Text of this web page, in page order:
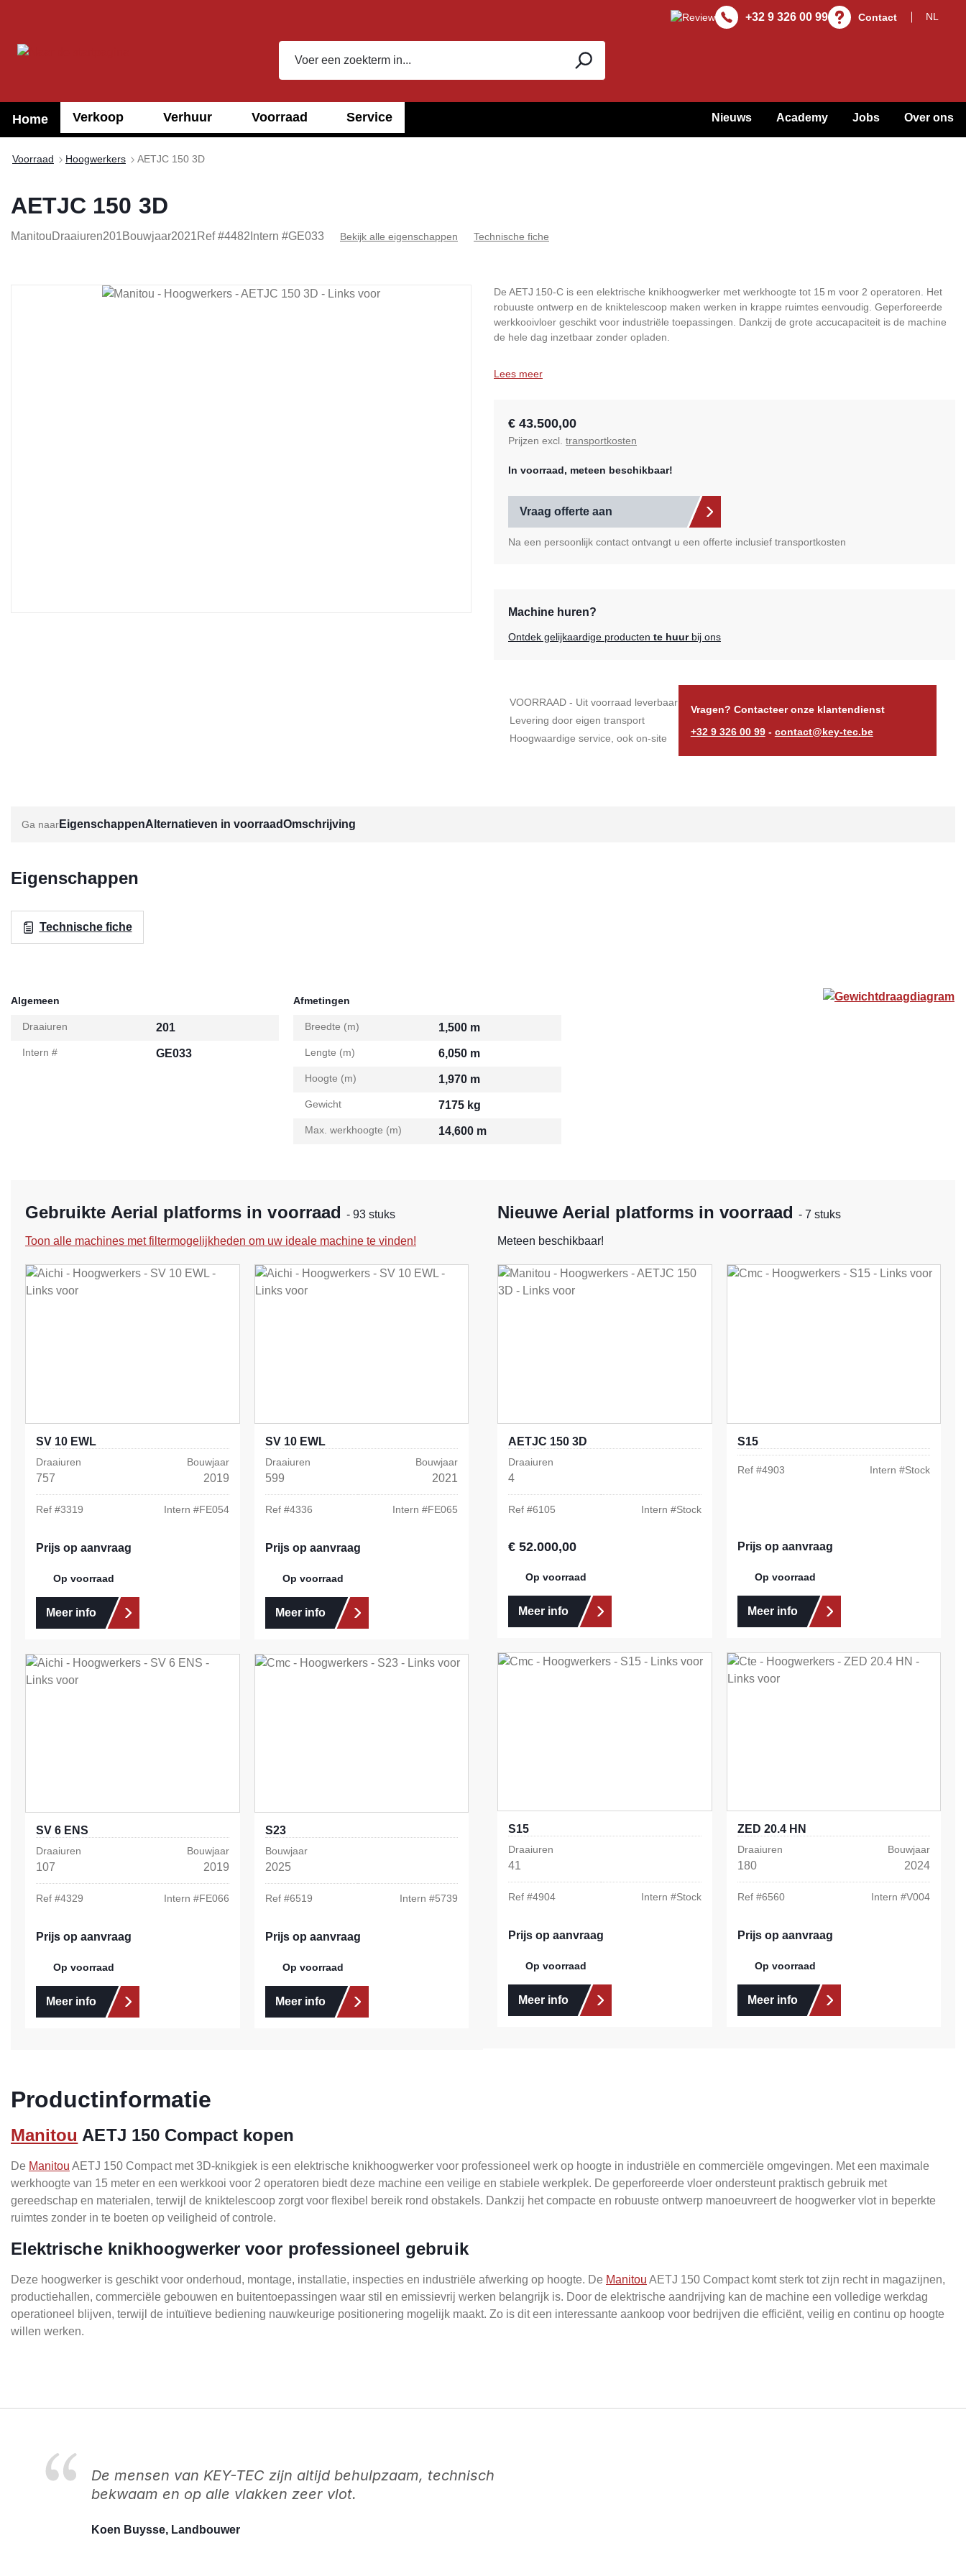
+32 9 326 00 99 Contact
Home Verkoop Verhuur Voorraad Service Nieuws Academy Jobs Over ons
Voorraad Hoogwerkers AETJC 150 3D
AETJC 150 3D
ManitouDraaiuren201Bouwjaar2021Ref #4482 Intern #GE033 Bekijk alle eigenschappen Technische fiche
Afbeeldingengalerij overslaan
De AETJ 150‑C is een elektrische knikhoogwerker met werkhoogte tot 15 m voor 2 operatoren. Het
robuuste ontwerp en de kniktelescoop maken werken in krappe ruimtes eenvoudig. Geperforeerde
werkkooivloer geschikt voor industriële toepassingen. Dankzij de grote accucapaciteit is de machine
de hele dag inzetbaar zonder opladen.
Lees meer
€ 43.500,00
Prijzen excl. transportkosten
In voorraad, meteen beschikbaar!
Vraag offerte aan
Na een persoonlijk contact ontvangt u een offerte inclusief transportkosten
Machine huren?
Ontdek gelijkaardige producten te huurbij ons
VOORRAAD - Uit voorraad leverbaar
Levering door eigen transport
Hoogwaardige service, ook on-site
Vragen? Contacteer onze klantendienst
+32 9 326 00 99- contact@key-tec.be
EigenschappenAlternatieven in voorraadOmschrijving
Eigenschappen
Technische fiche
Algemeen
Draaiuren 201
Intern # GE033
Afmetingen
Breedte (m) 1,500 m
Lengte (m) 6,050 m
Hoogte (m) 1,970 m
Gewicht 7175 kg
Max. werkhoogte (m) 14,600 m
Gewichtdraagdiagram
Gebruikte Aerial platforms in voorraad - 93 stuks
Toon alle machines met filtermogelijkheden om uw ideale machine te vinden!
SV 10 EWL
Draaiuren
757
Bouwjaar
2019
Ref #3319 Intern #FE054
Prijs op aanvraag
Op voorraad
Meer info
SV 10 EWL
Draaiuren
599
Bouwjaar
2021
Ref #4336 Intern #FE065
Prijs op aanvraag
Op voorraad
Meer info
SV 6 ENS
Draaiuren
107
Bouwjaar
2019
Ref #4329 Intern #FE066
Prijs op aanvraag
Op voorraad
Meer info
S23
Bouwjaar
2025
Ref #6519 Intern #5739
Prijs op aanvraag
Op voorraad
Meer info
Nieuwe Aerial platforms in voorraad - 7 stuks
Meteen beschikbaar!
AETJC 150 3D
Draaiuren
4
Ref #6105 Intern #Stock
Normale prijs:
€ 52.000,00
Op voorraad
Meer info
S15
Ref #4903 Intern #Stock
Prijs op aanvraag
Op voorraad
Meer info
S15
Draaiuren
41
Ref #4904 Intern #Stock
Prijs op aanvraag
Op voorraad
Meer info
ZED 20.4 HN
Draaiuren
180
Bouwjaar
2024
Ref #6560 Intern #V004
Prijs op aanvraag
Op voorraad
Meer info
Productinformatie
Manitou AETJ 150 Compact kopen
De Manitou AETJ 150 Compact met 3D-knikgiek is een elektrische knikhoogwerker voor professioneel werk op hoogte in industriële en commerciële omgevingen. Met een maximale
werkhoogte van 15 meter en een werkkooi voor 2 operatoren biedt deze machine een veilige en stabiele werkplek. De geperforeerde vloer ondersteunt praktisch gebruik met
gereedschap en materialen, terwijl de kniktelescoop zorgt voor flexibel bereik rond obstakels. Dankzij het compacte en robuuste ontwerp manoeuvreert de hoogwerker vlot in beperkte
ruimtes zonder in te boeten op veiligheid of controle.
Elektrische knikhoogwerker voor professioneel gebruik
Deze hoogwerker is geschikt voor onderhoud, montage, installatie, inspecties en industriële afwerking op hoogte. De Manitou AETJ 150 Compact komt sterk tot zijn recht in magazijnen,
productiehallen, commerciële gebouwen en buitentoepassingen waar stil en emissievrij werken belangrijk is. Door de elektrische aandrijving kan de machine een volledige werkdag
operationeel blijven, terwijl de intuïtieve bediening nauwkeurige positionering mogelijk maakt. Zo is dit een interessante aankoop voor bedrijven die efficiënt, veilig en continu op hoogte
willen werken.
De mensen van KEY-TEC zijn altijd behulpzaam, technisch
bekwaam en op alle vlakken zeer vlot.
Koen Buysse, Landbouwer